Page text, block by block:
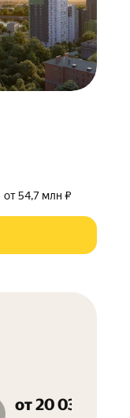
от 54,7 млн ₽
от 20 034 620 ₽